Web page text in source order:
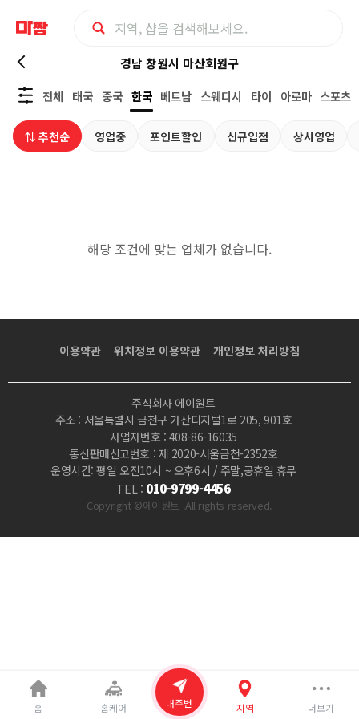
경
남
창
원
마
경남 창원시 마산회원구
전체
태국 중국 한국 베트남 스웨디시 타이 아로마 스포츠
⇅ 추천순 영업중 포인트할인 신규입점 상시영업
해당 조건에 맞는 업체가 없습니다.
이용약관 위치정보 이용약관 개인정보 처리방침
주식회사 에이원트
주소 : 서울특별시 금천구 가산디지털1로 205, 901호
사업자번호 : 408-86-16035
통신판매신고번호 : 제 2020-서울금천-2352호
운영시간: 평일 오전10시 ~ 오후6시 / 주말,공휴일 휴무
TEL : 010-9799-4456
Copyright ©에이원트 .All rights reserved.
홈 홈케어 내주변 지역 더보기